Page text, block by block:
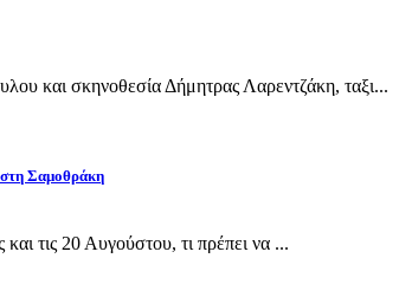
και σκηνοθεσία Δήμητρας Λαρεντζάκη, ταξι...
στη Σαμοθράκη
τις 20 Αυγούστου, τι πρέπει να ...